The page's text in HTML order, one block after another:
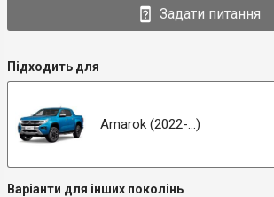
Задати питання
Підходить для
Amarok (2022-...)
Варіанти для інших поколінь